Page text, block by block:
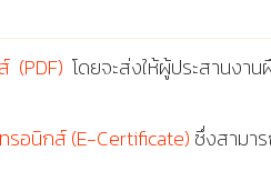
(PDF) โดยจะส่งให้ผู้ประสานงา
รอนิกส์ (E-Certificate) ซึ่งสามา